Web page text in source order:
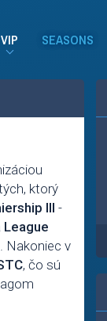
VIP SEASONS
ktorý
III -
League
Nakoniec v
, čo sú